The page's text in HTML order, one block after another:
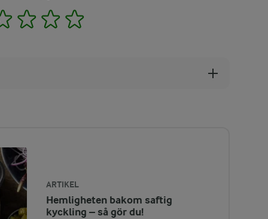
2 3 4
ARTIKEL
Hemligheten bakom saftig
kyckling – så gör du!